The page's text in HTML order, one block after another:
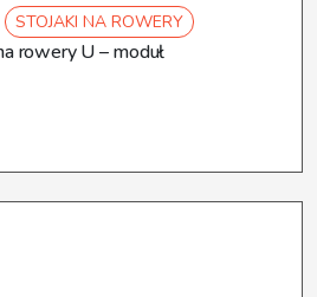
STOJAKI NA ROWERY
rowery U – moduł